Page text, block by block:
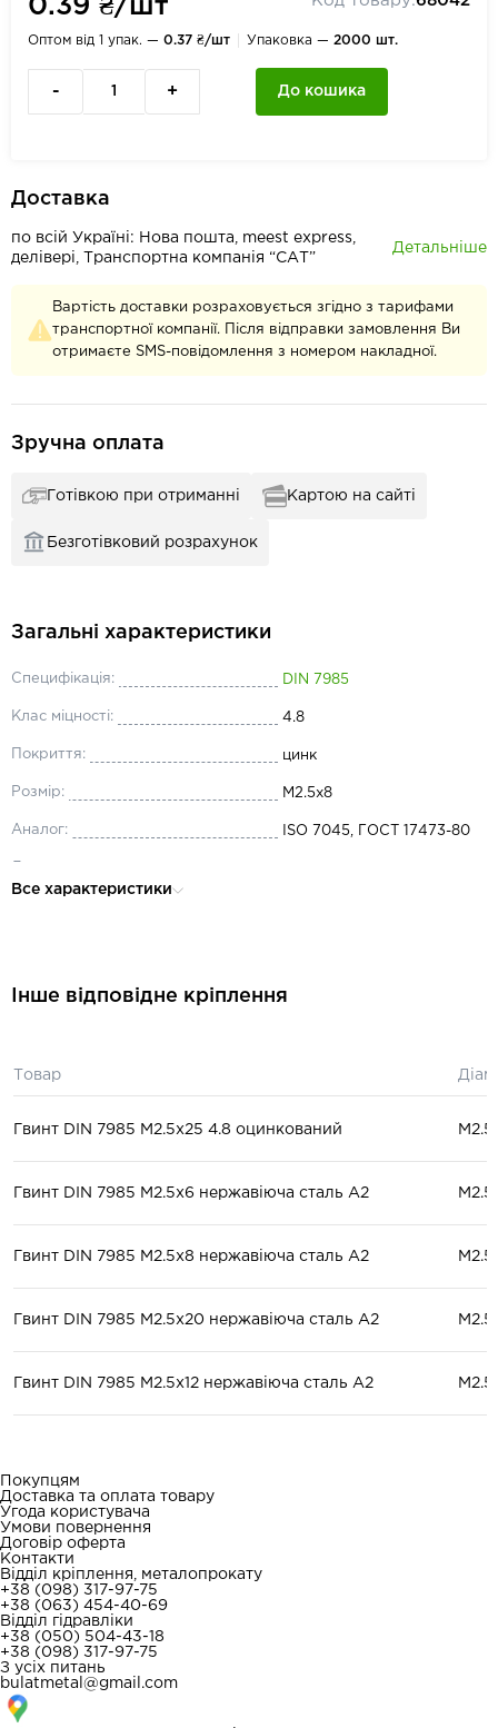
0.39 ₴/шт
Оптом від 1 упак. — 0.37 ₴/шт Упаковка — 2000 шт.
- + До кошика
Доставка
по всій Україні: Нова пошта, meest express,
делівері, Транспортна компанія “САТ”
Детальніше
Вартість доставки розраховується згідно з тарифами
транспортної компанії. Після відправки замовлення Ви
отримаєте SMS-повідомлення з номером накладної.
Зручна оплата
Готівкою при отриманні Картою на сайті
Безготівковий розрахунок
Загальні характеристики
Специфікація: DIN 7985
Клас міцності: 4.8
Покриття: цинк
Розмір: М2.5x8
Аналог: ISO 7045, ГОСТ 17473-80
Все характеристики
Інше відповідне кріплення
Товар
Гвинт DIN 7985 М2.5x25 4.8 оцинкований М2.5
Гвинт DIN 7985 М2.5x6 нержавіюча сталь А2 М2.5
Гвинт DIN 7985 М2.5x8 нержавіюча сталь А2 М2.5
Гвинт DIN 7985 М2.5x20 нержавіюча сталь А2 М2.5
Гвинт DIN 7985 М2.5x12 нержавіюча сталь А2 М2.5
Покупцям
Доставка та оплата товару
Угода користувача
Умови повернення
Договір оферта
Контакти
Відділ кріплення, металопрокату
+38 (098) 317-97-75
+38 (063) 454-40-69
Відділ гідравліки
+38 (050) 504-43-18
+38 (098) 317-97-75
З усіх питань
bulatmetal@gmail.com